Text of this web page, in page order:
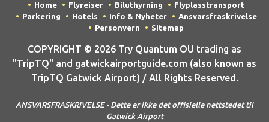
Home Flyreiser Biluthyrning
Flyplasstransport
Parkering
Hotels Info & Nyheter
Ansvarsfraskrivelse
Personvern
Sitemap
COPYRIGHT © 2026 Try Quantum OU trading as
"TripTQ" and gatwickairportguide.com (also known as
TripTQ Gatwick Airport) / All Rights Reserved.
ANSVARSFRASKRIVELSE - Dette er ikke det offisielle nettstedet til
Gatwick Airport